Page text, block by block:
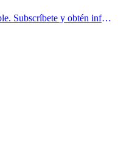
Acá comienza un estilo de vida saludable. Subscríbete y obtén información de primera mano